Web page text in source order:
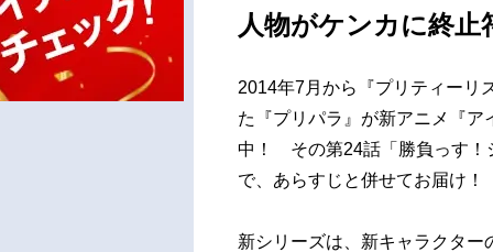
人物がケンカに終
2014年7月から『プリティーリ
た『プリパラ』が新アニメ『
中！ その第24話「勝負っす！
で、あらすじと併せてお届け！
新シリーズは、新キャラクター